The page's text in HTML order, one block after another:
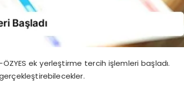
ek yerleştirme tercih işlemleri başladı.